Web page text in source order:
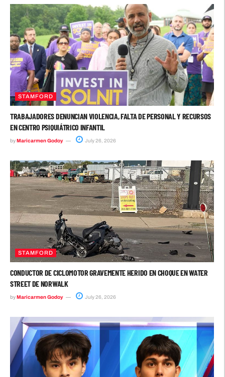
STAMFORD
TRABAJADORES DENUNCIAN VIOLENCIA, FALTA DE PERSONAL Y RECURSOS
EN CENTRO PSIQUIÁTRICO INFANTIL
byMaricarmen Godoy July 26, 2026
STAMFORD
CONDUCTOR DE CICLOMOTOR GRAVEMENTE HERIDO EN CHOQUE EN WATER
STREET DE NORWALK
byMaricarmen Godoy July 26, 2026